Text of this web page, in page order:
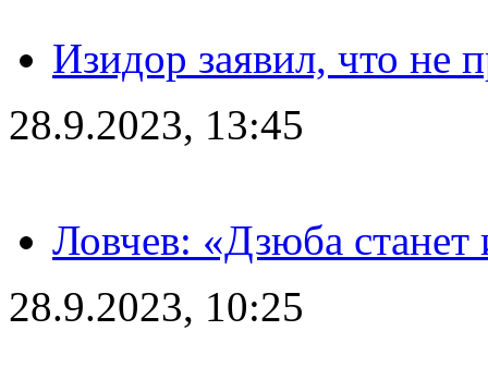
Изидор заявил, что не
28.9.2023, 13:45
Ловчев: «Дзюба станет
28.9.2023, 10:25